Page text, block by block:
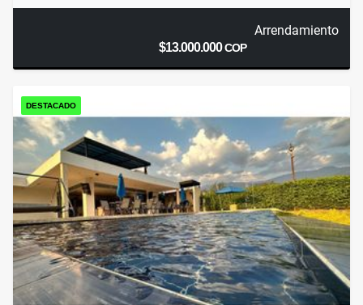
Arrendamiento
$13.000.000COP
DESTACADO